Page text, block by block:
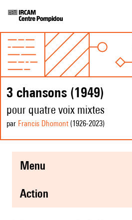
3 chansons (1949)
pour quatre voix mixtes
par Francis Dhomont(1926-2023)
menu
action